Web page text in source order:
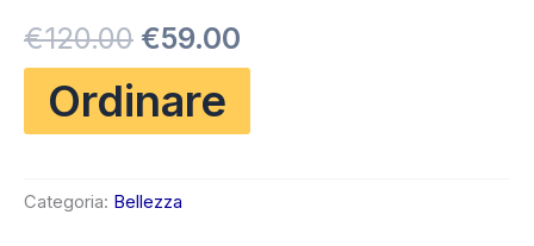
su 5 su
base di
recensioni
€120.00 Il
prezzo
originale
€59.00
attuale
Ordinare
Categoria: Bellezza